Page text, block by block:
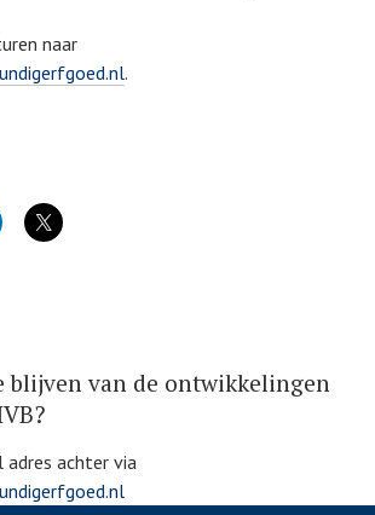
naar
.
blijven van de ontwikkelingen
achter via